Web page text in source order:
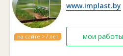
на сайте >7 лет
www.implast.by
мои работы